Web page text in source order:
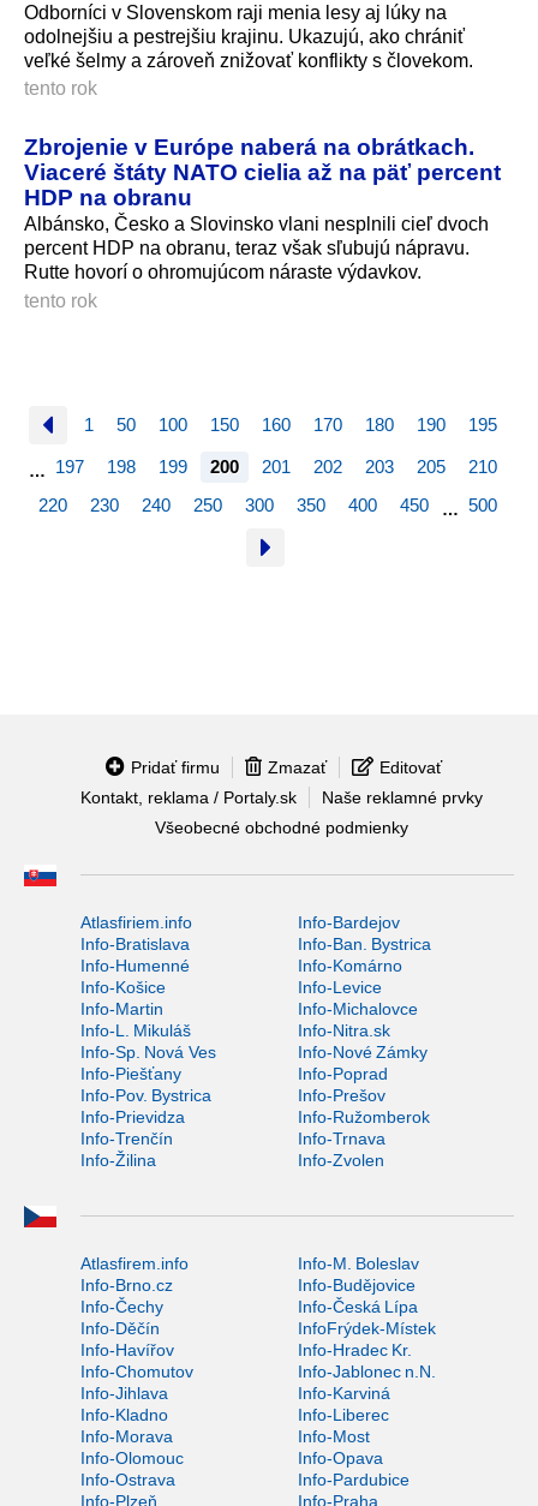
Odborníci v Slovenskom raji menia lesy aj lúky na
odolnejšiu a pestrejšiu krajinu. Ukazujú, ako chrániť
veľké šelmy a zároveň znižovať konflikty s človekom.
tento rok
Zbrojenie v Európe naberá na obrátkach.
Viaceré štáty NATO cielia až na päť percent
HDP na obranu
Albánsko, Česko a Slovinsko vlani nesplnili cieľ dvoch
percent HDP na obranu, teraz však sľubujú nápravu.
Rutte hovorí o ohromujúcom náraste výdavkov.
tento rok
1 50 100 150 160 170 180 190 195
… 197 198 199 200 201 202 203 205
210
220
230 240 250 300 350 400 450 … 500
Pridať firmu Zmazať
Editovať
Kontakt, reklama / Portaly.sk
Naše reklamné prvky
Všeobecné obchodné podmienky
Atlasfiriem.info
Info-Bardejov
Info-Bratislava
Info-Ban. Bystrica
Info-Humenné
Info-Komárno
Info-Košice
Info-Levice
Info-Martin
Info-Michalovce
Info-L. Mikuláš
Info-Nitra.sk
Info-Sp. Nová Ves
Info-Nové Zámky
Info-Piešťany
Info-Poprad
Info-Pov. Bystrica
Info-Prešov
Info-Prievidza
Info-Ružomberok
Info-Trenčín
Info-Trnava
Info-Žilina
Info-Zvolen
Atlasfirem.info
Info-M. Boleslav
Info-Brno.cz
Info-Budějovice
Info-Čechy
Info-Česká Lípa
Info-Děčín
InfoFrýdek-Místek
Info-Havířov
Info-Hradec Kr.
Info-Chomutov
Info-Jablonec n.N.
Info-Jihlava
Info-Karviná
Info-Kladno
Info-Liberec
Info-Morava
Info-Most
Info-Olomouc
Info-Opava
Info-Ostrava
Info-Pardubice
Info-Plzeň
Info-Praha